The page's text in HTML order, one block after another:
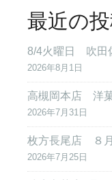
最近の
8/4火曜日 吹田
2026年8月1日
高槻岡本店 洋
2026年7月31日
枚方長尾店 ８
2026年7月25日